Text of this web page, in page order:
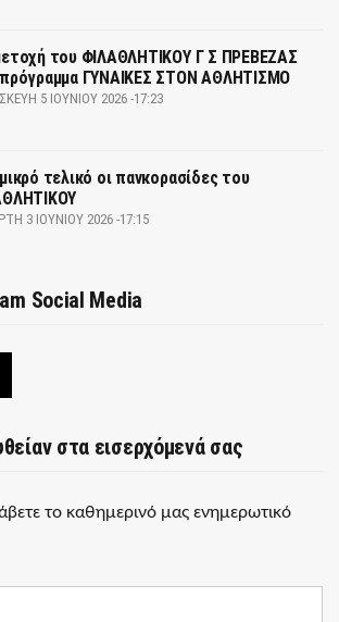
του ΦΙΛΑΘΛΗΤΙΚΟΥ Γ Σ ΠΡΕΒΕΖΑΣ
ΓΥΝΑΙΚΕΣ ΣΤΟΝ ΑΘΛΗΤΙΣΜΟ
5 ΙΟΥΝΊΟΥ 2026 -17:23
τελικό οι πανκορασίδες του
3 ΙΟΥΝΊΟΥ 2026 -17:15
Social Media
στα εισερχόμενά σας
το καθημερινό μας ενημερωτικό